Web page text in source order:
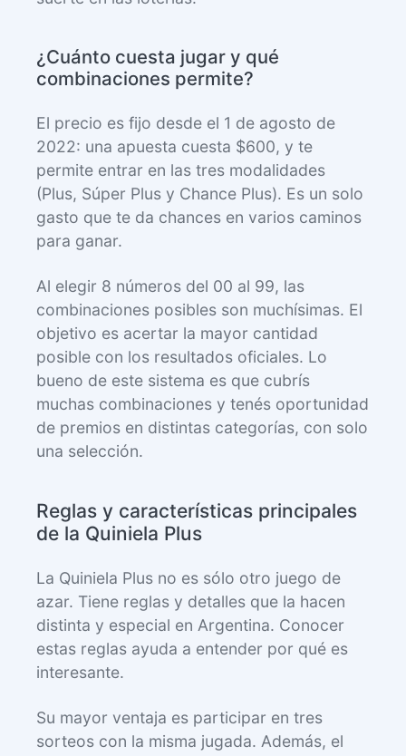
¿Cuánto cuesta jugar y qué
combinaciones permite?
El precio es fijo desde el 1 de agosto de
2022: una apuesta cuesta $600, y te
permite entrar en las tres modalidades
(Plus, Súper Plus y Chance Plus). Es un solo
gasto que te da chances en varios caminos
para ganar.
Al elegir 8 números del 00 al 99, las
combinaciones posibles son muchísimas. El
objetivo es acertar la mayor cantidad
posible con los resultados oficiales. Lo
bueno de este sistema es que cubrís
muchas combinaciones y tenés oportunidad
de premios en distintas categorías, con solo
una selección.
Reglas y características principales
de la Quiniela Plus
La Quiniela Plus no es sólo otro juego de
azar. Tiene reglas y detalles que la hacen
distinta y especial en Argentina. Conocer
estas reglas ayuda a entender por qué es
interesante.
Su mayor ventaja es participar en tres
sorteos con la misma jugada. Además, el